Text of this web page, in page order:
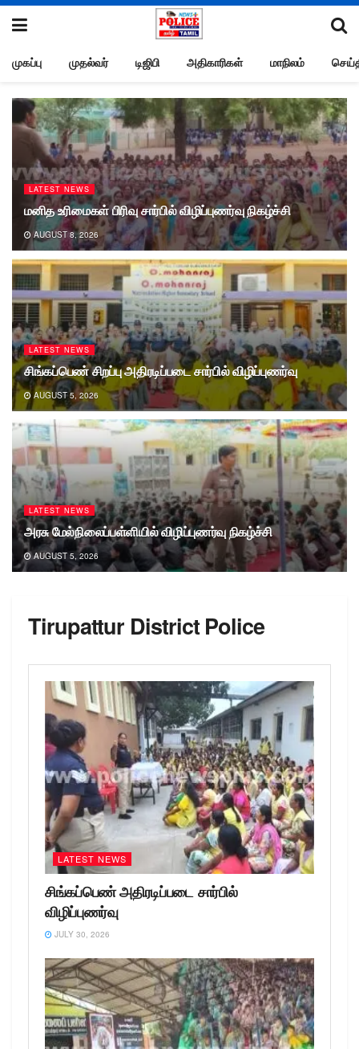
முகப்பு முதல்வர் டிஜிபி அதிகாரிகள் மாநிலம்
LATEST NEWS
மனித உரிமைகள் பிரிவு சார்பில் விழிப்புணர்வு நிகழ்ச்சி
AUGUST 8, 2026
LATEST NEWS
சிங்கப்பெண் சிறப்பு அதிரடிப்படை சார்பில் விழிப்புணர்வு
AUGUST 5, 2026
LATEST NEWS
அரசு மேல்நிலைப்பள்ளியில் விழிப்புணர்வு நிகழ்ச்சி
AUGUST 5, 2026
Tirupattur District Police
LATEST NEWS
சிங்கப்பெண் அதிரடிப்படை சார்பில்
விழிப்புணர்வு
JULY 30, 2026